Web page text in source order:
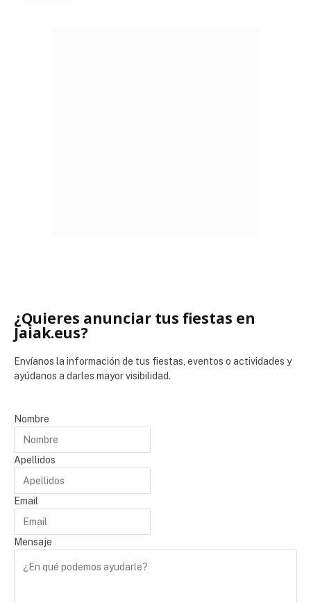
¿Quieres anunciar tus fiestas en
Jaiak.eus?
Envíanos la información de tus fiestas, eventos o actividades y
ayúdanos a darles mayor visibilidad.
Nombre
Apellidos
Email
Mensaje